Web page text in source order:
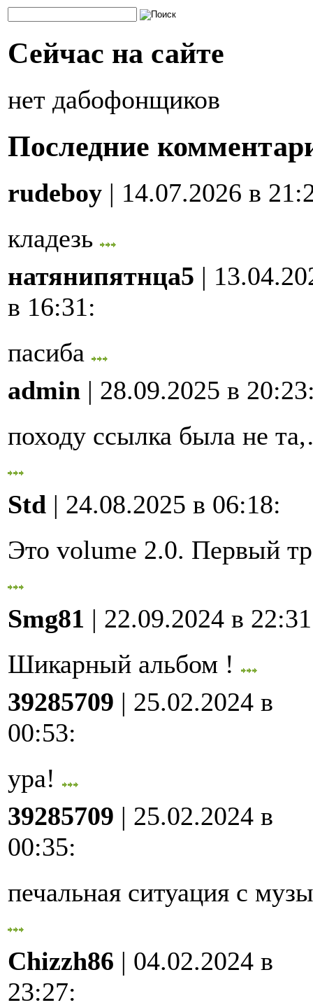
Сейчас на сайте
нет дабофонщиков
Последние
rudeboy | 14.07.2026 в
кладезь
натянипятнца5 |
в 16:31:
пасиба
admin | 28.09.2025 в 20:23
походу ссылка была не
Std | 24.08.2025 в 06:18:
Это volume 2.0. Первый
Smg81 | 22.09.2024 в 22:31
Шикарный альбом !
39285709 | 25.02.2024 в
00:53:
ура!
39285709 | 25.02.2024 в
00:35:
печальная ситуация с
Chizzh86 | 04.02.2024 в
23:27: